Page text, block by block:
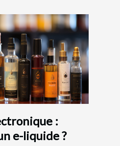
:
e-liquide ?